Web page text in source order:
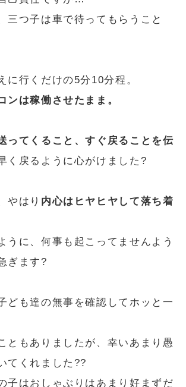
三つ子は車で待ってもらうこと
に行くだけの5分10分程。
ンは稼働させたまま。
ってくること、すぐ戻ることを伝
く戻るように心がけました?
やはり 内心はヒヤヒヤして落ち着
うに、何事も起こってませんよう
ぎます?
ども達の無事を確認してホッと一
ともありましたが、幸いあまり愚
てくれました??
子はおしゃぶりはあまり好まずだ